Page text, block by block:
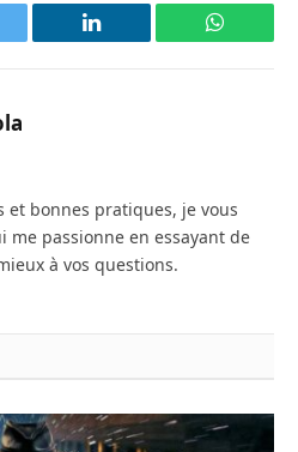
LinkedIn
et bonnes pratiques, je vous
me passionne en essayant de
à vos questions.